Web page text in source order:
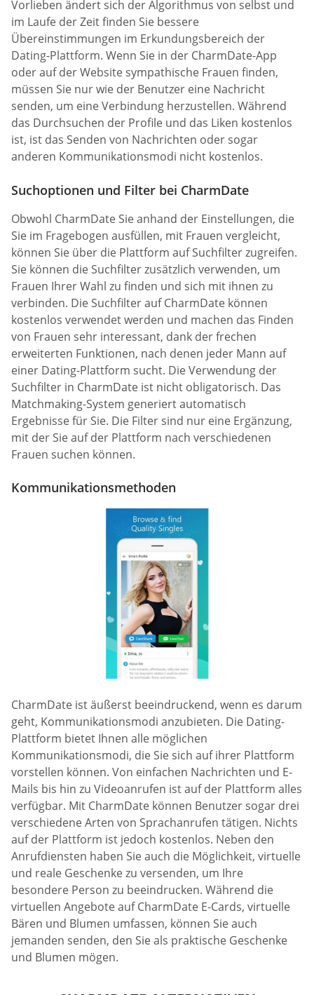
Vorlieben ändert sich der Algorithmus von selbst und
im Laufe der Zeit finden Sie bessere
Übereinstimmungen im Erkundungsbereich der
Dating-Plattform. Wenn Sie in der CharmDate-App
oder auf der Website sympathische Frauen finden,
müssen Sie nur wie der Benutzer eine Nachricht
senden, um eine Verbindung herzustellen. Während
das Durchsuchen der Profile und das Liken kostenlos
ist, ist das Senden von Nachrichten oder sogar
anderen Kommunikationsmodi nicht kostenlos.
Suchoptionen und Filter bei CharmDate
Obwohl CharmDate Sie anhand der Einstellungen, die
Sie im Fragebogen ausfüllen, mit Frauen vergleicht,
können Sie über die Plattform auf Suchfilter zugreifen.
Sie können die Suchfilter zusätzlich verwenden, um
Frauen Ihrer Wahl zu finden und sich mit ihnen zu
verbinden. Die Suchfilter auf CharmDate können
kostenlos verwendet werden und machen das Finden
von Frauen sehr interessant, dank der frechen
erweiterten Funktionen, nach denen jeder Mann auf
einer Dating-Plattform sucht. Die Verwendung der
Suchfilter in CharmDate ist nicht obligatorisch. Das
Matchmaking-System generiert automatisch
Ergebnisse für Sie. Die Filter sind nur eine Ergänzung,
mit der Sie auf der Plattform nach verschiedenen
Frauen suchen können.
Kommunikationsmethoden
CharmDate ist äußerst beeindruckend, wenn es darum
geht, Kommunikationsmodi anzubieten. Die Dating-
Plattform bietet Ihnen alle möglichen
Kommunikationsmodi, die Sie sich auf ihrer Plattform
vorstellen können. Von einfachen Nachrichten und E-
Mails bis hin zu Videoanrufen ist auf der Plattform alles
verfügbar. Mit CharmDate können Benutzer sogar drei
verschiedene Arten von Sprachanrufen tätigen. Nichts
auf der Plattform ist jedoch kostenlos. Neben den
Anrufdiensten haben Sie auch die Möglichkeit, virtuelle
und reale Geschenke zu versenden, um Ihre
besondere Person zu beeindrucken. Während die
virtuellen Angebote auf CharmDate E-Cards, virtuelle
Bären und Blumen umfassen, können Sie auch
jemanden senden, den Sie als praktische Geschenke
und Blumen mögen.